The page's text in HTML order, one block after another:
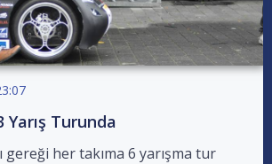
Yarış Turunda
gereği her takıma 6 yarışma tur